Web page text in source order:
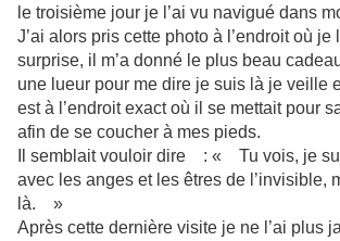
le troisième jour je l’ai vu navigué dans
J’ai alors pris cette photo à l’endroit où je
surprise, il m’a donné le plus beau
une lueur pour me dire je suis là je veille
est à l’endroit exact où il se mettait pour
afin de se coucher à mes pieds.
Il semblait vouloir dire : « Tu vois, je
avec les anges et les êtres de l’invisible,
là. »
Après cette dernière visite je ne l’ai plus